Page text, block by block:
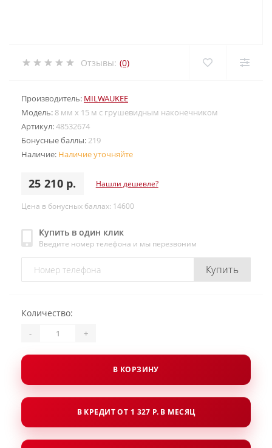
Отзывы: (0)
Производитель: MILWAUKEE
Модель: 8 мм x 15 м с грушевидным наконечником
Артикул:48532674
Бонусные баллы:219
Наличие: Наличие уточняйте
25 210 р. Нашли дешевле?
Цена в бонусных баллах: 14600
Купить в один клик
Введите номер телефона и мы перезвоним
Купить
Количество:
- +
В КОРЗИНУ
В КРЕДИТ ОТ 1 327 Р. В МЕСЯЦ